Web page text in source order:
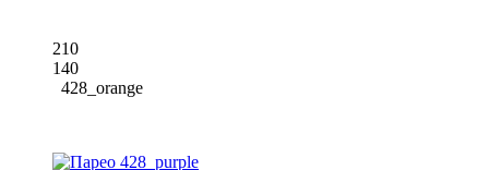
210
140
428_orange